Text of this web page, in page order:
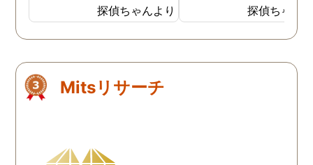
されていました。本当にシ
ョックでしたが、これでス
ッキリしました。裁判では
士と一緒に戦っていこうと
思います。探偵に支払った
ますから。」と言う探偵か
探偵ちゃんより
いるのか何が原因なのか
べてもらうと隣の奥さん
った。痴呆症が進み被害
だ。普段は普通なのに夜
探偵ちゃん
Mitsリサーチ